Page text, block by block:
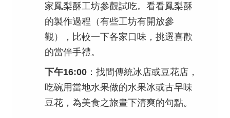
家鳳梨酥工坊參觀試吃。看看鳳梨酥
的製作過程（有些工坊有開放參
觀），比較一下各家口味，挑選喜歡
的當伴手禮。
下午16:00 ：找間傳統冰店或豆花店，
吃碗用當地水果做的水果冰或古早味
豆花，為美食之旅畫下清爽的句點。